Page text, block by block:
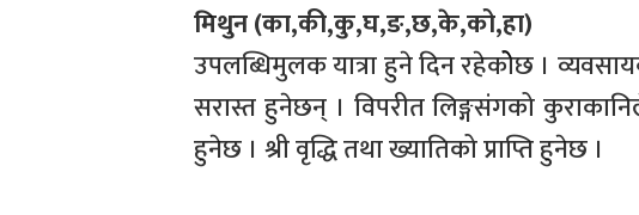
मिथुन (का,की,कु,घ,ङ,छ,के,को,हा)
उपलब्धिमुलक यात्रा हुने दिन रहेकोेछ ।
सरास्त हुनेछन् । विपरीत लिङ्गसंगको
हुनेछ । श्री वृद्धि तथा ख्यातिको प्राप्ति हुनेछ ।